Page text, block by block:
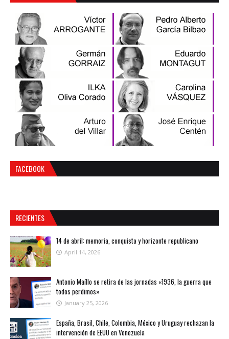
FACEBOOK
RECIENTES
14 de abril: memoria, conquista y horizonte republicano
April 14, 2026
Antonio Maíllo se retira de las jornadas «1936, la guerra que
todos perdimos»
January 25, 2026
España, Brasil, Chile, Colombia, México y Uruguay rechazan la
intervención de EEUU en Venezuela